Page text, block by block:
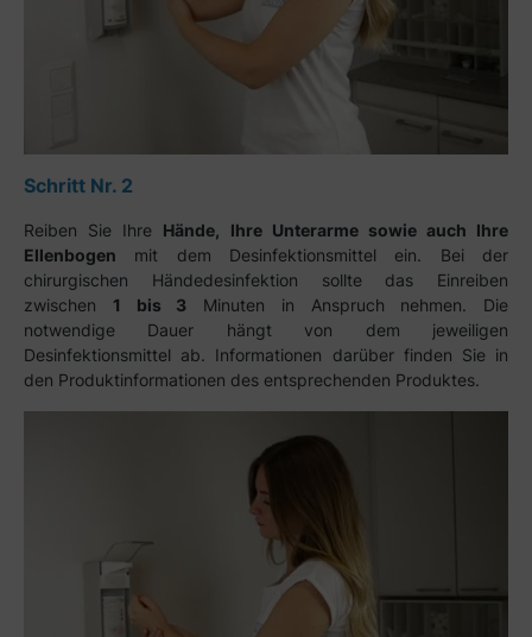
Schritt Nr. 2
Reiben Sie Ihre Hände, Ihre Unterarme sowie auch Ihre
Ellenbogen mit dem Desinfektionsmittel ein. Bei der
chirurgischen Händedesinfektion sollte das Einreiben
zwischen 1 bis 3 Minuten in Anspruch nehmen. Die
notwendige Dauer hängt von dem jeweiligen
Desinfektionsmittel ab. Informationen darüber finden Sie in
den Produktinformationen des entsprechenden Produktes.